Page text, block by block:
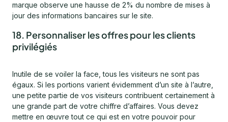
marque observe une hausse de 2% du nombre de mises à
jour des informations bancaires sur le site.
18. Personnaliser les offres pour les clients
privilégiés
Inutile de se voiler la face, tous les visiteurs ne sont pas
égaux. Si les portions varient évidemment d’un site à l’autre,
une petite partie de vos visiteurs contribuent certainement à
une grande part de votre chiffre d’affaires. Vous devez
mettre en œuvre tout ce qui est en votre pouvoir pour